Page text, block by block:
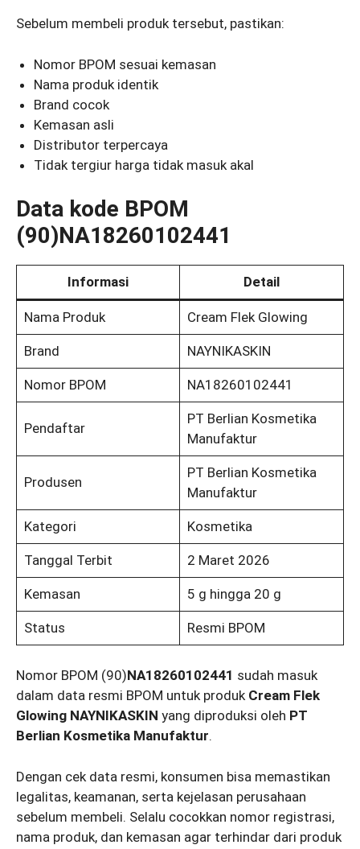
Sebelum membeli produk tersebut, pastikan:
Nomor BPOM sesuai kemasan
Nama produk identik
Brand cocok
Kemasan asli
Distributor terpercaya
Tidak tergiur harga tidak masuk akal
Data kode BPOM
(90)NA18260102441
Informasi Detail
Nama Produk Cream Flek Glowing
Brand NAYNIKASKIN
Nomor BPOM NA18260102441
Pendaftar
PT Berlian Kosmetika
Manufaktur
Produsen
PT Berlian Kosmetika
Manufaktur
Kategori Kosmetika
Tanggal Terbit 2 Maret 2026
Kemasan 5 g hingga 20 g
Status Resmi BPOM
Nomor BPOM (90)NA18260102441 sudah masuk
dalam data resmi BPOM untuk produk Cream Flek
Glowing NAYNIKASKIN yang diproduksi oleh PT
Berlian Kosmetika Manufaktur.
Dengan cek data resmi, konsumen bisa memastikan
legalitas, keamanan, serta kejelasan perusahaan
sebelum membeli. Selalu cocokkan nomor registrasi,
nama produk, dan kemasan agar terhindar dari produk